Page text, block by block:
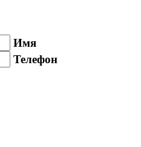
Имя
Телефон